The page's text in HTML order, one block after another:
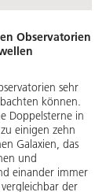
Observatorien
sehr
können.
Doppelsterne in
einigen zehn
Galaxien, das
und
einander immer
der